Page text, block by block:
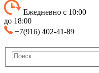
Ежедневно с 10:00
до 18:00
+7(916) 402-41-89